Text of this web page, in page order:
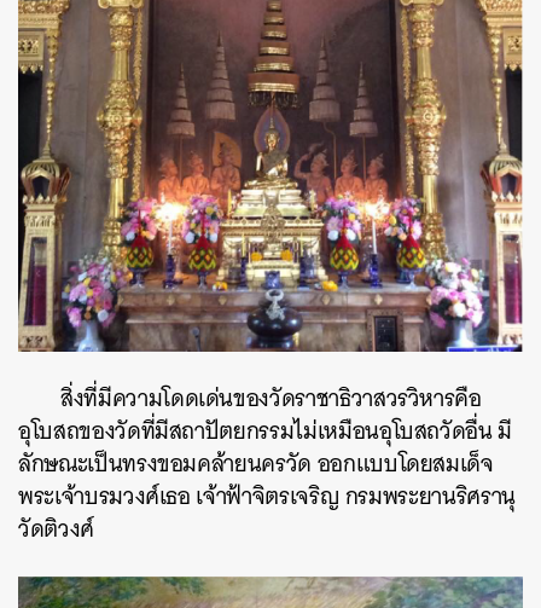
สิ่งที่มีความโดดเด่นของวัดราชาธิวาสวรวิหารคือ
อุโบสถของวัดที่มีสถาปัตยกรรมไม่เหมือนอุโบสถวัดอื่น มี
ลักษณะเป็นทรงขอมคล้ายนครวัด ออกแบบโดยสมเด็จ
พระเจ้าบรมวงศ์เธอ เจ้าฟ้าจิตรเจริญ กรมพระยานริศรานุ
วัดติวงศ์